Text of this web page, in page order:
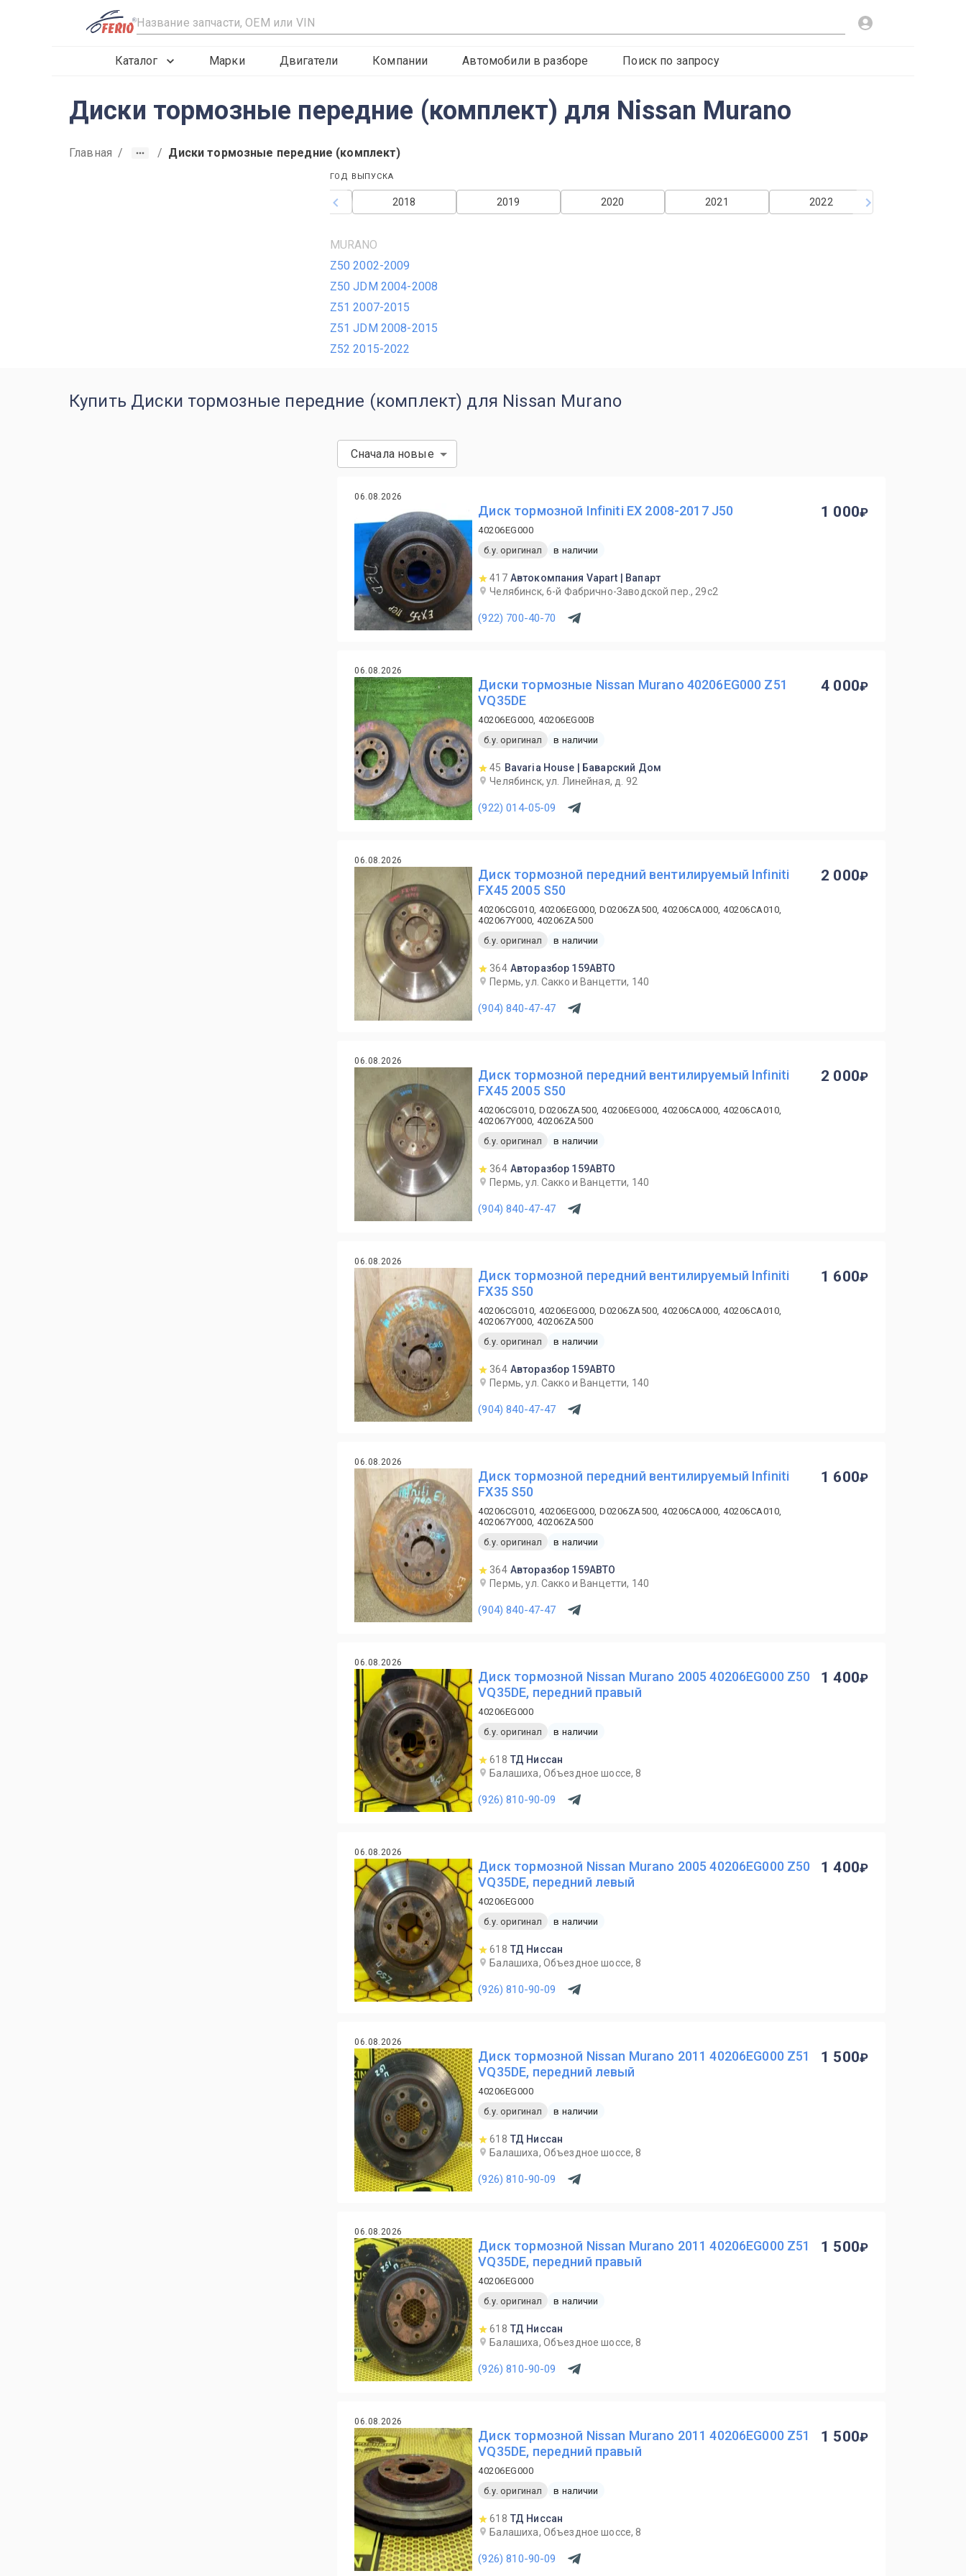
R
Каталог Марки Двигатели Компании Автомобили в разборе Поиск по запросу
Диски тормозные передние (комплект) для Nissan Murano
Главная / / Диски тормозные передние (комплект)
ГОД ВЫПУСКА
2022
2021
2020
2019
2018
MURANO
Z50 2002-2009
Z50 JDM 2004-2008
Z51 2007-2015
Z51 JDM 2008-2015
Z52 2015-2022
Купить Диски тормозные передние (комплект) для Nissan Murano
Сначала новые
06.08.2026
Диск тормозной Infiniti EX 2008-2017 J50
40206EG000
б.у. оригинал
в наличии
417 Автокомпания Vapart | Вапарт
Челябинск, 6-й Фабрично-Заводской пер., 29с2
(922) 700-40-70
1 000
06.08.2026
Диски тормозные Nissan Murano 40206EG000 Z51
VQ35DE
40206EG000, 40206EG00B
б.у. оригинал
в наличии
45 Bavaria House | Баварский Дом
Челябинск, ул. Линейная, д. 92
(922) 014-05-09
4 000
06.08.2026
Диск тормозной передний вентилируемый Infiniti
FX45 2005 S50
40206CG010, 40206EG000, D0206ZA500, 40206CA000, 40206CA010,
402067Y000, 40206ZA500
б.у. оригинал
в наличии
364 Авторазбор 159АВТО
Пермь, ул. Сакко и Ванцетти, 140
(904) 840-47-47
2 000
06.08.2026
Диск тормозной передний вентилируемый Infiniti
FX45 2005 S50
40206CG010, D0206ZA500, 40206EG000, 40206CA000, 40206CA010,
402067Y000, 40206ZA500
б.у. оригинал
в наличии
364 Авторазбор 159АВТО
Пермь, ул. Сакко и Ванцетти, 140
(904) 840-47-47
2 000
06.08.2026
Диск тормозной передний вентилируемый Infiniti
FX35 S50
40206CG010, 40206EG000, D0206ZA500, 40206CA000, 40206CA010,
402067Y000, 40206ZA500
б.у. оригинал
в наличии
364 Авторазбор 159АВТО
Пермь, ул. Сакко и Ванцетти, 140
(904) 840-47-47
1 600
06.08.2026
Диск тормозной передний вентилируемый Infiniti
FX35 S50
40206CG010, 40206EG000, D0206ZA500, 40206CA000, 40206CA010,
402067Y000, 40206ZA500
б.у. оригинал
в наличии
364 Авторазбор 159АВТО
Пермь, ул. Сакко и Ванцетти, 140
(904) 840-47-47
1 600
06.08.2026
Диск тормозной Nissan Murano 2005 40206EG000 Z50
VQ35DE, передний правый
40206EG000
б.у. оригинал
в наличии
618 ТД Ниссан
Балашиха, Объездное шоссе, 8
(926) 810-90-09
1 400
06.08.2026
Диск тормозной Nissan Murano 2005 40206EG000 Z50
VQ35DE, передний левый
40206EG000
б.у. оригинал
в наличии
618 ТД Ниссан
Балашиха, Объездное шоссе, 8
(926) 810-90-09
1 400
06.08.2026
Диск тормозной Nissan Murano 2011 40206EG000 Z51
VQ35DE, передний левый
40206EG000
б.у. оригинал
в наличии
618 ТД Ниссан
Балашиха, Объездное шоссе, 8
(926) 810-90-09
1 500
06.08.2026
Диск тормозной Nissan Murano 2011 40206EG000 Z51
VQ35DE, передний правый
40206EG000
б.у. оригинал
в наличии
618 ТД Ниссан
Балашиха, Объездное шоссе, 8
(926) 810-90-09
1 500
06.08.2026
Диск тормозной Nissan Murano 2011 40206EG000 Z51
VQ35DE, передний правый
40206EG000
б.у. оригинал
в наличии
618 ТД Ниссан
Балашиха, Объездное шоссе, 8
(926) 810-90-09
1 500